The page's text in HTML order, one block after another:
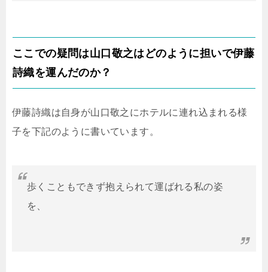
ここでの疑問は山口敬之はどのように担いで伊藤
詩織を運んだのか？
伊藤詩織は自身が山口敬之にホテルに連れ込まれる様
子を下記のように書いています。
歩くこともできず抱えられて運ばれる私の姿
を、